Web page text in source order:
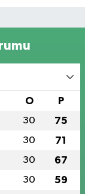
O P
30 75
30 71
30 67
30 59